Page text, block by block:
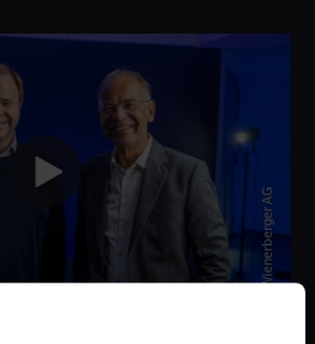
© Wienerberger AG